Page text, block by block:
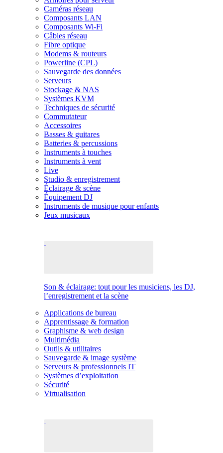
Caméras réseau
Composants LAN
Composants Wi-Fi
Câbles réseau
Fibre optique
Modems & routeurs
Powerline (CPL)
Sauvegarde des données
Serveurs
Stockage & NAS
Systèmes KVM
Techniques de sécurité
Commutateur
Accessoires
Basses & guitares
Batteries & percussions
Instruments à touches
Instruments à vent
Live
Studio & enregistrement
Éclairage & scène
Équipement DJ
Instruments de musique pour enfants
Jeux musicaux
Son & éclairage: tout pour les musiciens, les DJ,
l’enregistrement et la scène
Applications de bureau
Apprentissage & formation
Graphisme & web design
Multimédia
Outils & utilitaires
Sauvegarde & image système
Serveurs & professionnels IT
Systèmes d’exploitation
Sécurité
Virtualisation